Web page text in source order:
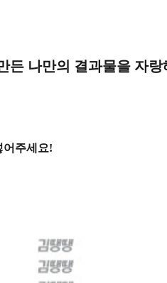
든 나만의 결과물을 자랑
어주세요!